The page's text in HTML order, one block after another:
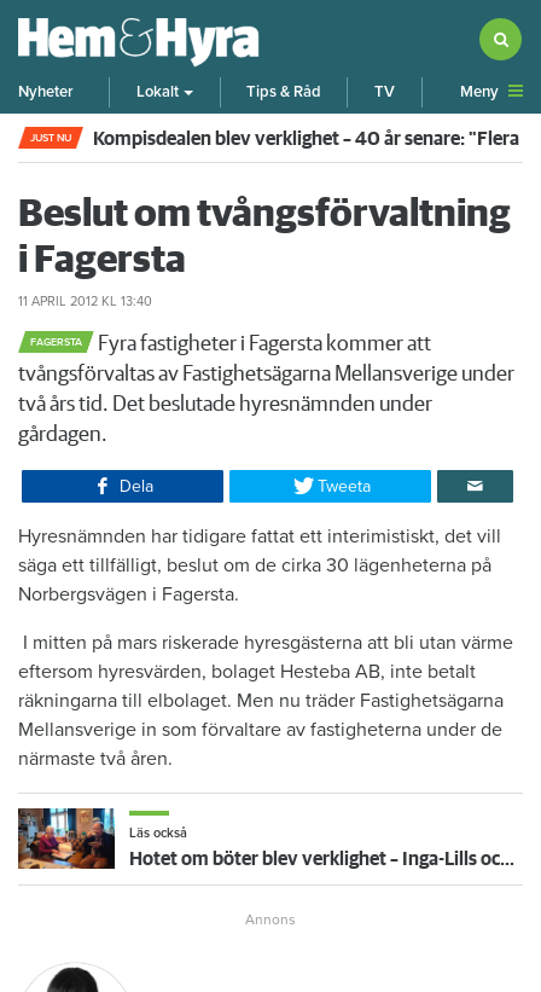
Nyheter Lokalt Tips & Råd TV Meny
JUST NU Kompisdealen blev verklighet – 40 år senare: "Flera
Beslut om tvångsförvaltning
i Fagersta
11 APRIL 2012 KL 13:40
FAGERSTA
Fyra fastigheter i Fagersta kommer att
tvångsförvaltas av Fastighetsägarna Mellansverige under
två års tid. Det beslutade hyresnämnden under
gårdagen.
Dela Tweeta
Hyresnämnden har tidigare fattat ett interimistiskt, det vill
säga ett tillfälligt, beslut om de cirka 30 lägenheterna på
Norbergsvägen i Fagersta.
I mitten på mars riskerade hyresgästerna att bli utan värme
eftersom hyresvärden, bolaget Hesteba AB, inte betalt
räkningarna till elbolaget. Men nu träder Fastighetsägarna
Mellansverige in som förvaltare av fastigheterna under de
närmaste två åren.
Läs också
Hotet om böter blev verklighet – Inga-Lills och Stirlings hyresvärdar får betala 75 000: ”Herregud så onödigt”